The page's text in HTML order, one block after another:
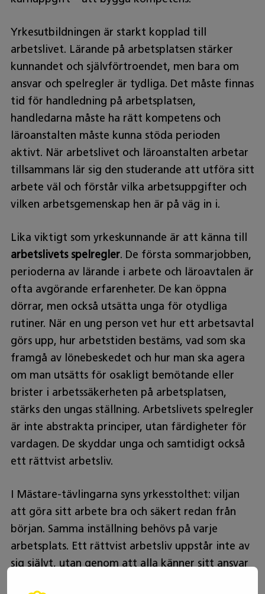
Yrkesutbildningen är starkt kopplad till
arbetslivet. Lärande på arbetsplatsen stärker
kunnandet och självförtroendet, men bara om
ansvar och spelregler är tydliga. Det måste finnas
tid för handledning på arbetsplatsen,
handledarna måste ha rätt kompetens och
läroanstalten måste kunna stöda perioden
aktivt. När arbetslivet och läroanstalten arbetar
tillsammans lär sig den studerande att utföra sitt
arbete väl och förstår vilka arbetsuppgifter och
vilken arbetsgemenskap hen är på väg in i.
Lika viktigt som yrkeskunnande är att känna till
arbetslivets spelregler. De första sommarjobben,
perioderna av lärande i arbete och läroavtalen är
ofta avgörande erfarenheter. De kan öppna
dörrar, men också utsätta unga för otydliga
rutiner. När en ung person vet hur ett arbetsavtal
görs upp, hur arbetstiden bestäms, vad som ska
framgå av lönebeskedet och hur man ska agera
om man utsätts för osakligt bemötande eller
brister i arbetssäkerheten på arbetsplatsen,
stärks den ungas ställning. Arbetslivets spelregler
är inte abstrakta principer, utan färdigheter för
vardagen. De skyddar unga och samtidigt också
ett rättvist arbetsliv.
I Mästare-tävlingarna syns yrkesstolthet: viljan
att göra sitt arbete bra och säkert redan från
början. Samma inställning behövs på varje
arbetsplats. Ett rättvist arbetsliv uppstår inte av
sig självt, utan genom att alla känner sitt ansvar